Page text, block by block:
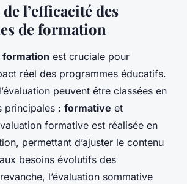
l’efficacité des
de formation
formation est cruciale pour
réel des programmes éducatifs.
peuvent être classées en
principales : formative et
formative est réalisée en
permettant d’ajuster le contenu
besoins évolutifs des
l’évaluation sommative